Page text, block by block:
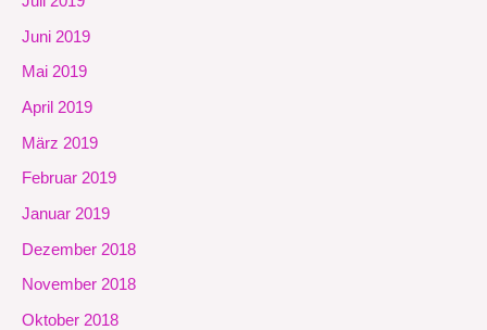
Juni 2019
Mai 2019
April 2019
März 2019
Februar 2019
Januar 2019
Dezember 2018
November 2018
Oktober 2018